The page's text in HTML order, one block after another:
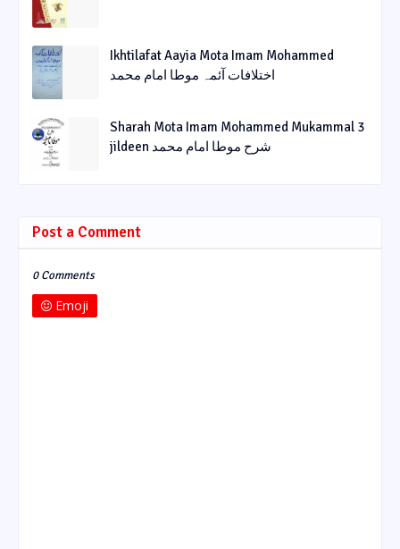
Ikhtilafat Aayia Mota Imam Mohammed
اختلافات آئمہ موطا امام محمد
Sharah Mota Imam Mohammed Mukammal 3
jildeen شرح موطا امام محمد
Post a Comment
0 Comments
Emoji